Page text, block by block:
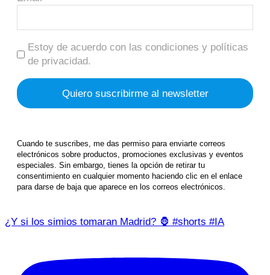
Estoy de acuerdo con las condiciones y políticas
de privacidad.
Cuando te suscribes, me das permiso para enviarte correos
electrónicos sobre productos, promociones exclusivas y eventos
especiales. Sin embargo, tienes la opción de retirar tu
consentimiento en cualquier momento haciendo clic en el enlace
para darse de baja que aparece en los correos electrónicos.
¿Y si los simios tomaran Madrid? 🦍 #shorts #IA